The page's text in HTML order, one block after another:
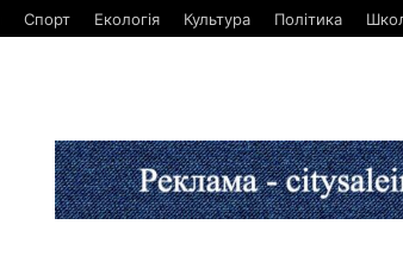
Спорт Екологія Культура Політика